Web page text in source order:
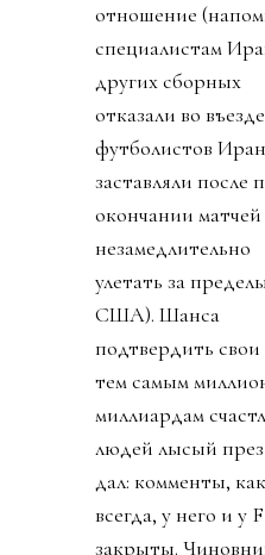
отношение
специалистам
других сборных
отказали во
футболистов
заставляли после
окончании матчей
незамедлительно
улетать за
США). Шанса
подтвердить свои
тем самым
миллиардам
людей лысый
дал: комменты, как
всегда, у него и у
закрыты.